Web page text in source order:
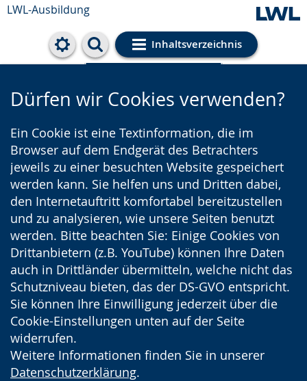
LWL-Ausbildung
Inhaltsverzeichnis
Cookie-Einstellungen
Dürfen wir Cookies verwenden?
Ein Cookie ist eine Textinformation, die im
Browser auf dem Endgerät des Betrachters
jeweils zu einer besuchten Website gespeichert
werden kann. Sie helfen uns und Dritten dabei,
den Internetauftritt komfortabel bereitzustellen
und zu analysieren, wie unsere Seiten benutzt
werden. Bitte beachten Sie: Einige Cookies von
Drittanbietern (z.B. YouTube) können Ihre Daten
auch in Drittländer übermitteln, welche nicht das
Schutzniveau bieten, das der DS-GVO entspricht.
Sie können Ihre Einwilligung jederzeit über die
Cookie-Einstellungen unten auf der Seite
widerrufen.
Weitere Informationen finden Sie in unserer
Datenschutzerklärung.